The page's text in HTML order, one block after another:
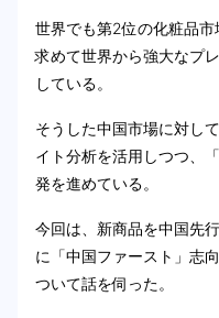
世界でも第2位の化粧品
求めて世界から強大なプ
している。
そうした中国市場に対し
イト分析を活用しつつ、
発を進めている。
今回は、新商品を中国先
に「中国ファースト」志
ついて話を伺った。